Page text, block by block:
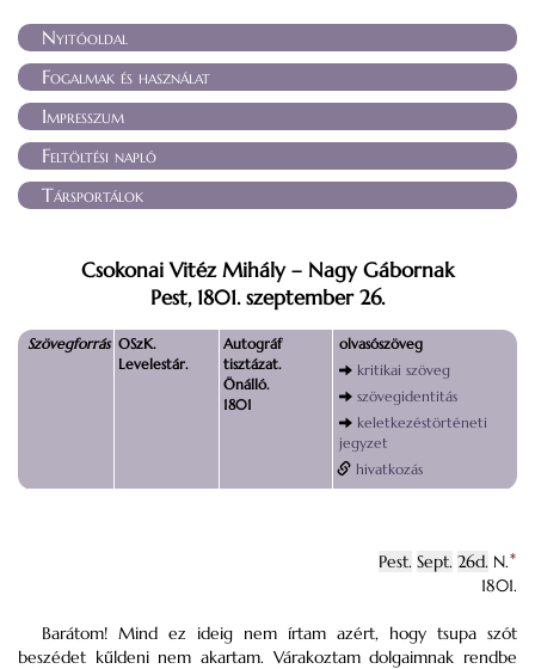
Nyitóoldal
Fogalmak és használat
Impresszum
Feltöltési napló
Társportálok
Csokonai Vitéz Mihály – Nagy Gábornak
Pest, 1801. szeptember 26.
Szövegforrás OSzK.
Levelestár.
Autográf
tisztázat.
Önálló.
1801
olvasószöveg
kritikai szöveg
szövegidentitás
keletkezéstörténeti
jegyzet
hivatkozás
Pest. Sept. 26d. N.*
1801.
Barátom! Mind ez ideig nem írtam azért, hogy tsupa szót
beszédet kűldeni nem akartam. Várakoztam dolgaimnak rendbe